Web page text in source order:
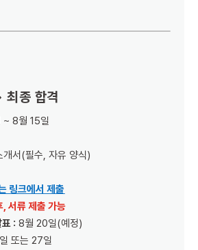
종 합격
~ 8월 15일
서(필수, 자유 양식)
링크에서 제출
서류 제출 가능
: 8월 20일(예정)
또는 27일